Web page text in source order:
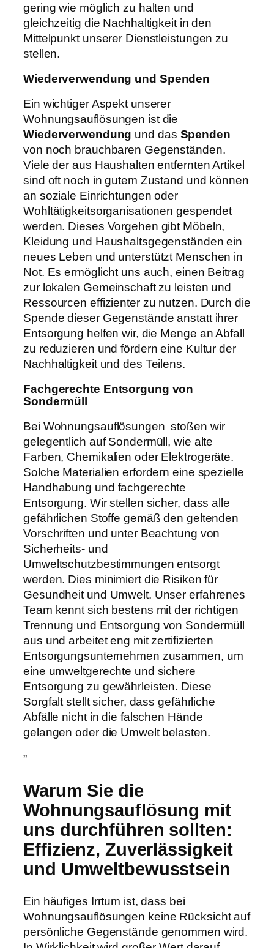
gering wie möglich zu halten und
gleichzeitig die Nachhaltigkeit in den
Mittelpunkt unserer Dienstleistungen zu
stellen.
Wiederverwendung und Spenden
Ein wichtiger Aspekt unserer
Wohnungsauflösungen ist die
Wiederverwendung und das Spenden
von noch brauchbaren Gegenständen.
Viele der aus Haushalten entfernten Artikel
sind oft noch in gutem Zustand und können
an soziale Einrichtungen oder
Wohltätigkeitsorganisationen gespendet
werden. Dieses Vorgehen gibt Möbeln,
Kleidung und Haushaltsgegenständen ein
neues Leben und unterstützt Menschen in
Not. Es ermöglicht uns auch, einen Beitrag
zur lokalen Gemeinschaft zu leisten und
Ressourcen effizienter zu nutzen. Durch die
Spende dieser Gegenstände anstatt ihrer
Entsorgung helfen wir, die Menge an Abfall
zu reduzieren und fördern eine Kultur der
Nachhaltigkeit und des Teilens.
Fachgerechte Entsorgung von
Sondermüll
Bei Wohnungsauflösungen stoßen wir
gelegentlich auf Sondermüll, wie alte
Farben, Chemikalien oder Elektrogeräte.
Solche Materialien erfordern eine spezielle
Handhabung und fachgerechte
Entsorgung. Wir stellen sicher, dass alle
gefährlichen Stoffe gemäß den geltenden
Vorschriften und unter Beachtung von
Sicherheits- und
Umweltschutzbestimmungen entsorgt
werden. Dies minimiert die Risiken für
Gesundheit und Umwelt. Unser erfahrenes
Team kennt sich bestens mit der richtigen
Trennung und Entsorgung von Sondermüll
aus und arbeitet eng mit zertifizierten
Entsorgungsunternehmen zusammen, um
eine umweltgerechte und sichere
Entsorgung zu gewährleisten. Diese
Sorgfalt stellt sicher, dass gefährliche
Abfälle nicht in die falschen Hände
gelangen oder die Umwelt belasten.
”
Warum Sie die
Wohnungsauflösung mit
uns durchführen sollten:
Effizienz, Zuverlässigkeit
und Umweltbewusstsein
Ein häufiges Irrtum ist, dass bei
Wohnungsauflösungen keine Rücksicht auf
persönliche Gegenstände genommen wird.